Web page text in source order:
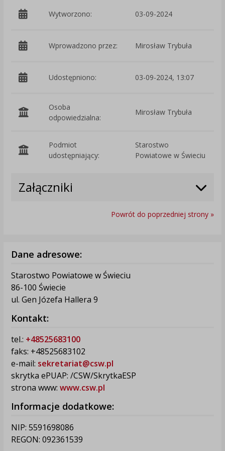
Wytworzono: 03-09-2024
Wprowadzono przez: Mirosław Trybuła
Udostępniono: 03-09-2024, 13:07
Osoba
odpowiedzialna:
Mirosław Trybuła
Podmiot
udostępniający:
Starostwo
Powiatowe w Świeciu
Załączniki
Powrót do poprzedniej strony »
Dane adresowe:
Starostwo Powiatowe w Świeciu
86-100 Świecie
ul. Gen Józefa Hallera 9
Kontakt:
tel.: +48525683100
faks: +48525683102
e-mail: sekretariat@csw.pl
skrytka ePUAP: /CSW/SkrytkaESP
strona www: www.csw.pl
Informacje dodatkowe:
NIP: 5591698086
REGON: 092361539